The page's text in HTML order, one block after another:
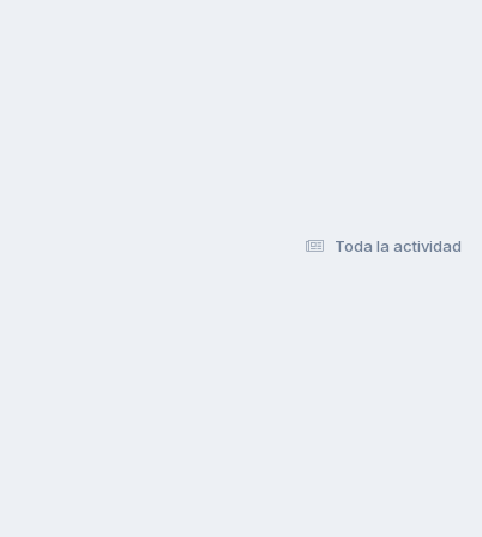
Toda la actividad